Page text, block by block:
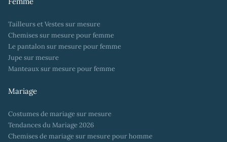
Tailleurs et Vestes sur mesure
Chemises sur mesure pour femme
Le pantalon sur mesure pour femme
Jupe sur mesure
Manteaux sur mesure pour femme
Mariage
Costumes de mariage sur mesure
Tendances du Mariage 2026
Chemises de mariage sur mesure pour homme